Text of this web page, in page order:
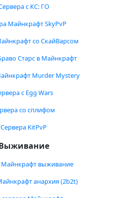
с КС: ГО
Майнкрафт SkyPvP
со СкайВарсом
Старс в Майнкрафт
Murder Mystery
с Egg Wars
со сплифом
Сервера KitPvP
Майнкрафт выживание
анархия (2b2t)